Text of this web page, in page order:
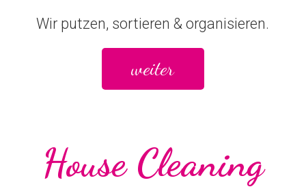
Wir putzen, sortieren & organisieren.
weiter
House Cleaning